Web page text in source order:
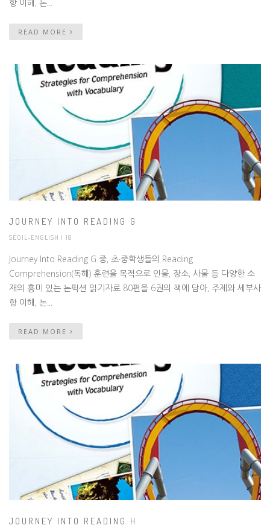
항 이해, 논...
READ MORE
JOURNEY INTO READING G
SEOIL-ENGLISH | 18
Journey Into Reading G 중, 초·중학생들의 Reading
Comprehension(독해) 훈련을 목적으로 인물, 장소, 사물 등 다양한 소
재의 흥미 있는 논픽션 읽기자료 80편을 6권의 책에 담아, 주제와 세부사
항 이해, 논...
READ MORE
JOURNEY INTO READING H